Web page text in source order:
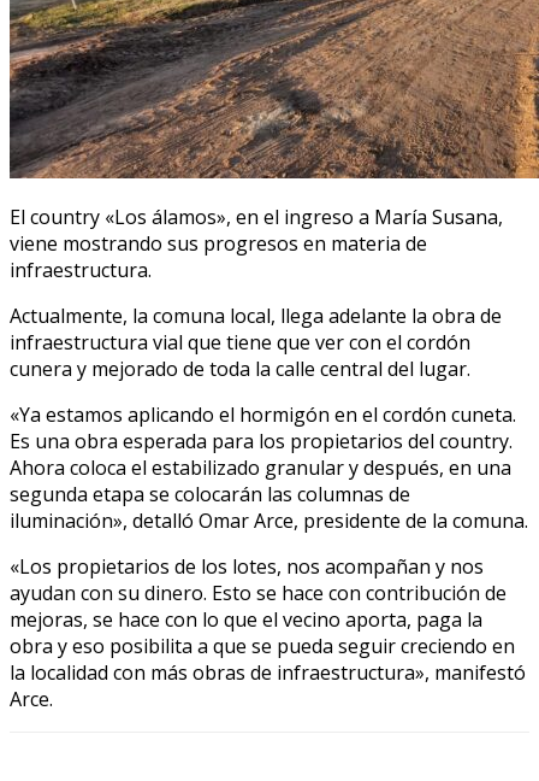
El country «Los álamos», en el ingreso a María Susana,
viene mostrando sus progresos en materia de
infraestructura.
Actualmente, la comuna local, llega adelante la obra de
infraestructura vial que tiene que ver con el cordón
cunera y mejorado de toda la calle central del lugar.
«Ya estamos aplicando el hormigón en el cordón cuneta.
Es una obra esperada para los propietarios del country.
Ahora coloca el estabilizado granular y después, en una
segunda etapa se colocarán las columnas de
iluminación», detalló Omar Arce, presidente de la comuna.
«Los propietarios de los lotes, nos acompañan y nos
ayudan con su dinero. Esto se hace con contribución de
mejoras, se hace con lo que el vecino aporta, paga la
obra y eso posibilita a que se pueda seguir creciendo en
la localidad con más obras de infraestructura», manifestó
Arce.